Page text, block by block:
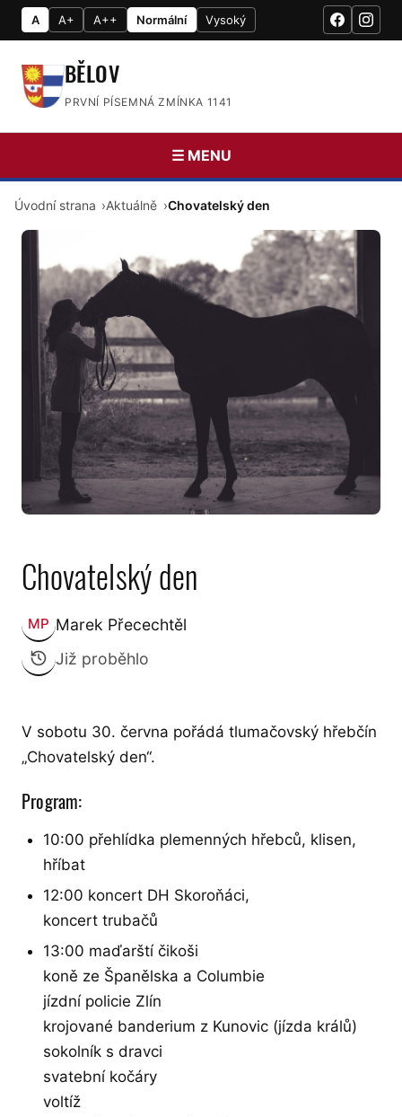
A A+ A++ Normální Vysoký
BĚLOV
PRVNÍ PÍSEMNÁ ZMÍNKA 1141
☰ MENU
Úvodní strana Aktuálně Chovatelský den
Chovatelský den
MP Zveřejnil:
Marek Přecechtěl
Již proběhlo
V sobotu 30. června pořádá tlumačovský hřebčín
„Chovatelský den“.
Program:
10:00 přehlídka plemenných hřebců, klisen,
hříbat
12:00 koncert DH Skoroňáci,
koncert trubačů
13:00 maďarští čikoši
koně ze Španělska a Columbie
jízdní policie Zlín
krojované banderium z Kunovic (jízda králů)
sokolník s dravci
svatební kočáry
voltíž